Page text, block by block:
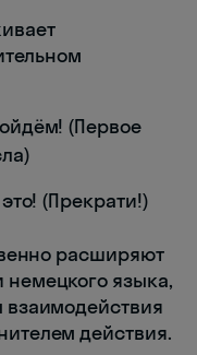
(Первое
(Прекрати!)
расширяют
языка,
взаимодействия
действия.